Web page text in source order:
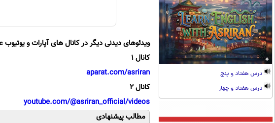
درس هفتاد و پنج
درس هفتاد و چهار
ویدئوهای دیدنی دیگر در کانال های آپارات و یوتیوب
کانال 1
aparat.com/asriran
کانال 2
youtube.com/@asriran_official/videos
مطالب پیشنهادی